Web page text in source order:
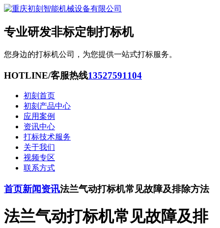
专业研发非标定制打标机
您身边的打标机公司，为您提供一站式打标服务。
HOTLINE/客服热线13527591104
初刻首页
初刻产品中心
应用案例
资讯中心
打标技术服务
关于我们
视频专区
联系方式
首页新闻资讯法兰气动打标机常见故障及排除方法
法兰气动打标机常见故障及排